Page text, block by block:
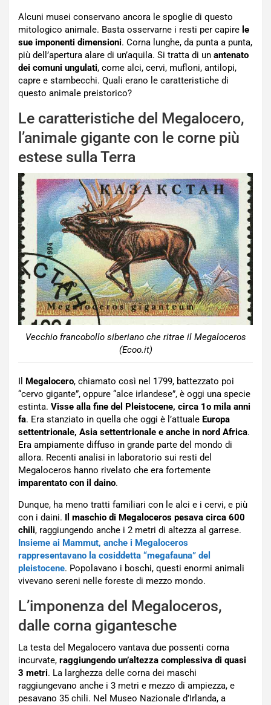
Alcuni musei conservano ancora le spoglie di questo
mitologico animale. Basta osservarne i resti per capire le
sue imponenti dimensioni. Corna lunghe, da punta a punta,
più dell’apertura alare di un’aquila. Si tratta di un antenato
dei comuni ungulati, come alci, cervi, mufloni, antilopi,
capre e stambecchi. Quali erano le caratteristiche di
questo animale preistorico?
Le caratteristiche del Megalocero,
l’animale gigante con le corne più
estese sulla Terra
Vecchio francobollo siberiano che ritrae il Megaloceros
(Ecoo.it)
Megalocero, chiamato così nel 1799, battezzato poi
“cervo gigante”, oppure “alce irlandese”, è oggi una specie
estinta. Visse alla fine del Pleistocene, circa 1o mila anni
fa. Era stanziato in quella che oggi è l’attuale Europa
settentrionale, Asia settentrionale e anche in nord Africa.
Era ampiamente diffuso in grande parte del mondo di
allora. Recenti analisi in laboratorio sui resti del
Megaloceros hanno rivelato che era fortemente
imparentato con il daino.
Dunque, ha meno tratti familiari con le alci e i cervi, e più
con i daini.
Il maschio di Megaloceros pesava circa 600
chili, raggiungendo anche i 2 metri di altezza al garrese.
Insieme ai Mammut, anche i Megaloceros
rappresentavano la cosiddetta “megafauna” del
pleistocene. Popolavano i boschi, questi enormi animali
vivevano sereni nelle foreste di mezzo mondo.
L’imponenza del Megaloceros,
dalle corna gigantesche
La testa del Megalocero vantava due possenti corna
incurvate, raggiungendo un’altezza complessiva di quasi
3 metri. La larghezza delle corna dei maschi
raggiungevano anche i 3 metri e mezzo di ampiezza, e
pesavano 35 chili. Nel Museo Nazionale d’Irlanda, a